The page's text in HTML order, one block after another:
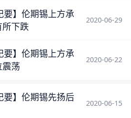
要】伦期锡上方承
下跌
2020-06-29
要】伦期锡上方承
荡
2020-06-22
要】伦期锡先扬后
2020-06-15